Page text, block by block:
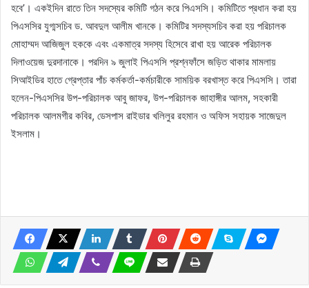
হবে’। একইদিন রাতে তিন সদস্যের কমিটি গঠন করে পিএসসি। কমিটিতে প্রধান করা হয়
পিএসসির যুগ্মসচিব ড. আবদুল আলীম খানকে। কমিটির সদস্যসচিব করা হয় পরিচালক
মোহাম্মদ আজিজুল হককে এবং একমাত্র সদস্য হিসেবে রাখা হয় আরেক পরিচালক
দিলাওয়েজ দুরদানাকে। পরদিন ৯ জুলাই পিএসসি প্রশ্নফাঁসে জড়িত থাকার মামলায়
সিআইডির হাতে গ্রেপ্তার পাঁচ কর্মকর্তা-কর্মচারীকে সাময়িক বরখাস্ত করে পিএসসি। তারা
হলেন-পিএসসির উপ-পরিচালক আবু জাফর, উপ-পরিচালক জাহাঙ্গীর আলম, সহকারী
পরিচালক আলমগীর কবির, ডেসপাস রাইডার খলিলুর রহমান ও অফিস সহায়ক সাজেদুল
ইসলাম।